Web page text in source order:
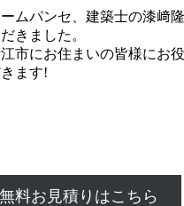
ムパンセ、建築士の漆﨑
きました。
市にお住まいの皆様にお
ます!
無料お見積りはこちら